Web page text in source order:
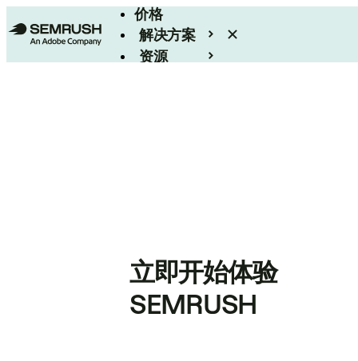
价格
解决方案
资源
立即开始体验
SEMRUSH